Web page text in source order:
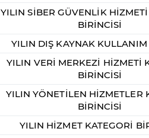
YILIN SİBER GÜVENLİK
BİRİNCİSİ
YILIN DIŞ KAYNAK
YILIN VERİ MERKEZİ HİZMETİ
BİRİNCİSİ
YILIN YÖNETİLEN HİZMETLER
BİRİNCİSİ
YILIN HİZMET KATEGORİ